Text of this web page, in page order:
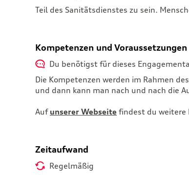
Teil des Sanitätsdienstes zu sein.
Kompetenzen und Voraussetzungen
Du benötigst für dieses
Die Kompetenzen werden im Rahmen
und dann kann man nach und nach die
Auf unserer Webseite findest du weitere
Zeitaufwand
Regelmäßig